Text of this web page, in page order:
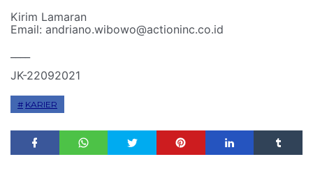
Kirim Lamaran
Email: andriano.wibowo@actioninc.co.id
JK-22092021
KARIER